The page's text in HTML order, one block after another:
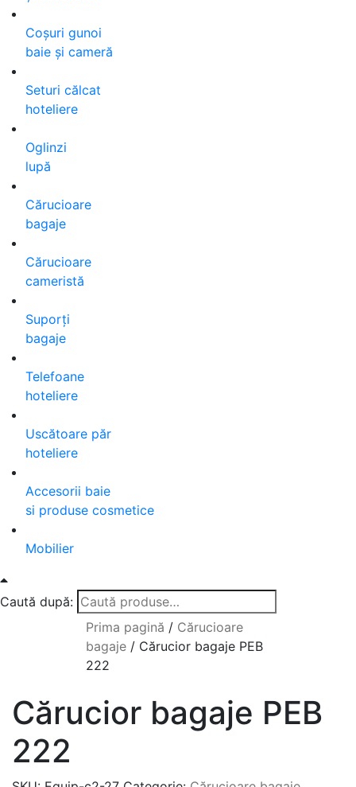
Coșuri gunoi
baie și cameră
Seturi călcat
hoteliere
Oglinzi
lupă
Cărucioare
bagaje
Cărucioare
cameristă
Suporți
bagaje
Telefoane
hoteliere
Uscătoare păr
hoteliere
Accesorii baie
si produse cosmetice
Mobilier
Caută după:
Prima pagină / Cărucioare
bagaje / Cărucior bagaje PEB
222
Cărucior bagaje PEB
222